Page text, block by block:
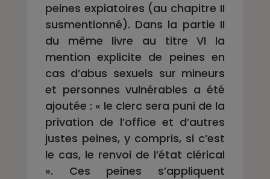
peines expiatoires (au chapitre II
susmentionné). Dans la partie II
du même livre au titre VI la
mention explicite de peines en
cas d’abus sexuels sur mineurs
et personnes vulnérables a été
ajoutée : « le clerc sera puni de la
privation de l’office et d’autres
justes peines, y compris, si c’est
le cas, le renvoi de l’état clérical
». Ces peines s’appliquent